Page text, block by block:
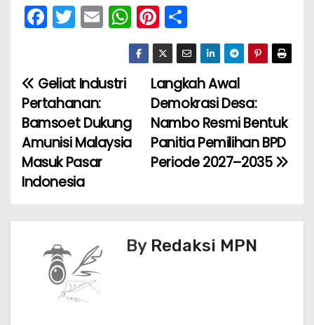
F
a
e
b
o
o
k
T
w
er
E
m
l
W
h
a
p
p
Pi
nt
er
e
st
h
ar
e
N
a
v
i
Langkah Awal
Demokrasi Desa:
Nambo Resmi Bentuk
Panitia Pemilihan BPD
Periode 2027–2035
Geliat Industri
Pertahanan:
Bamsoet Dukung
Amunisi Malaysia
Masuk Pasar
Indonesia
By Redaksi MPN